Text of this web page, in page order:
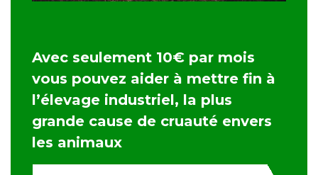
Avec seulement 10€ par mois
vous pouvez aider à mettre fin à
l’élevage industriel, la plus
grande cause de cruauté envers
les animaux